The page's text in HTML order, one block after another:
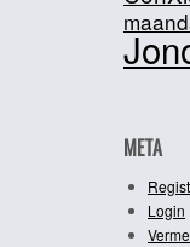
META
Login